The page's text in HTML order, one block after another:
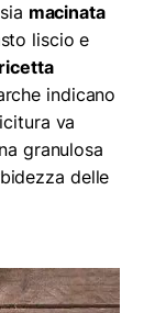
macinata
liscio e
ricetta
indicano
va
granulosa
delle